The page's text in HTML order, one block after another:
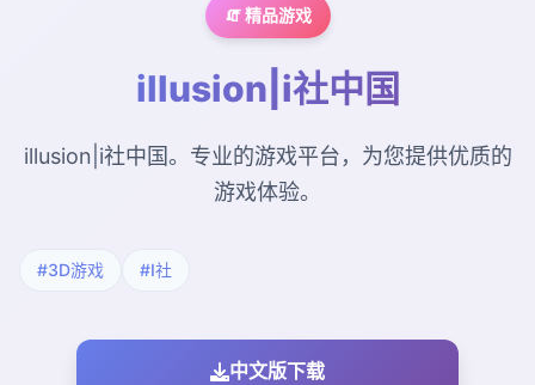
🧯 精品游戏
illusion|i社中国
illusion|i社中国。专业的游戏平台，为您提供优质的
游戏体验。
#3D游戏 #I社
中文版下载